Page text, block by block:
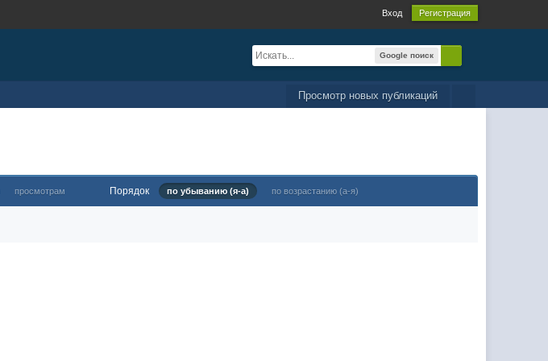
Вход Регистрация
Google поиск
Просмотр новых публикаций
просмотрам Порядок по убыванию (я-а) по возрастанию (а-я)